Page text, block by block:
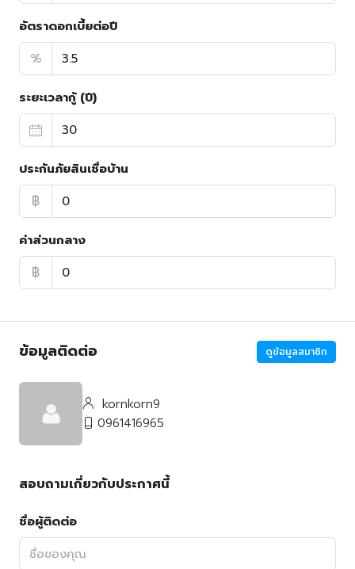
อัตราดอกเบี้ยต่อปี
%
ระยะเวลากู้ (ปี)
ประกันภัยสินเชื่อบ้าน
฿
ค่าส่วนกลาง
฿
ข้อมูลติดต่อ ดูข้อมูลสมาชิก
kornkorn9
0961416965
สอบถามเกี่ยวกับประกาศนี้
ชื่อผู้ติดต่อ